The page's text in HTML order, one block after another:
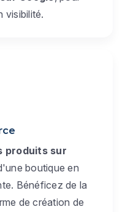
visibilité.
produits sur
boutique en
Bénéficez de la
de création de